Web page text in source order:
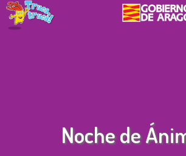
Skip
to
Noche de